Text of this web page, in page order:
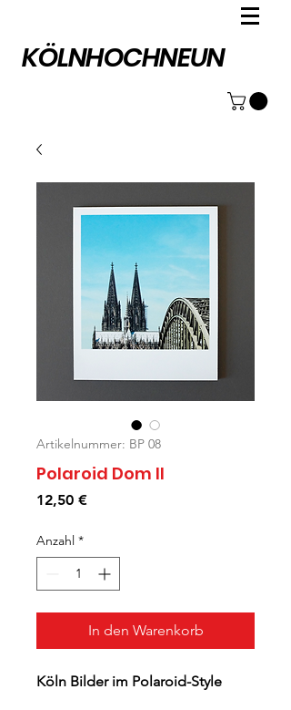
KÖLNHOCHNEUN
Artikelnummer: BP 08
Polaroid Dom II
12,50 €Preis
Anzahl *
In den Warenkorb
Köln Bilder im Polaroid-Style